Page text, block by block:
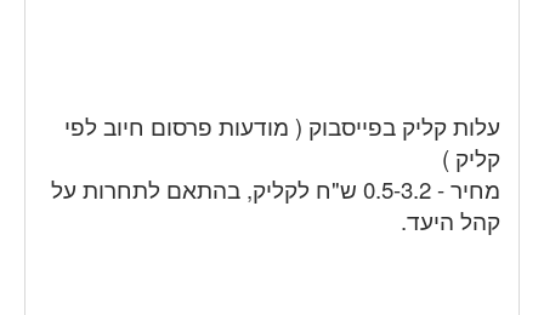
עלות קליק בפייסבוק ( מודעות פרסום חיוב לפי
קליק )
מחיר - 0.5-3.2 ש"ח לקליק, בהתאם לתחרות על
קהל היעד.